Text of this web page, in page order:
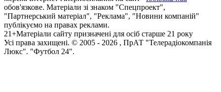
обов'язкове. Матеріали зі знаком "Спецпроект",
"Партнерський матеріал", "Реклама", "Новини компаній"
публікуємо на правах реклами.
21+Матеріали сайту призначені для осіб старше 21 року
Усi права захищенi. © 2005 - 2026 , ПрАТ "Телерадіокомпанія
Люкс". "Футбол 24".